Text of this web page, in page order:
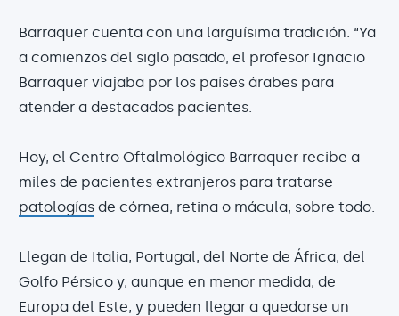
Barraquer cuenta con una larguísima tradición. “Ya
a comienzos del siglo pasado, el profesor Ignacio
Barraquer viajaba por los países árabes para
atender a destacados pacientes.
Hoy, el Centro Oftalmológico Barraquer recibe a
miles de pacientes extranjeros para tratarse
patologías de córnea, retina o mácula, sobre todo.
Llegan de Italia, Portugal, del Norte de África, del
Golfo Pérsico y, aunque en menor medida, de
Europa del Este, y pueden llegar a quedarse un